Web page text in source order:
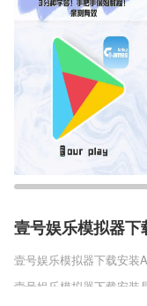
壹号娱乐模拟器下
壹号娱乐模拟器下载安装
壹号娱乐模拟器下载安装